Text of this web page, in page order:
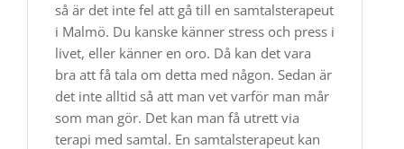
så är det inte fel att gå till en samtalsterapeut
i Malmö. Du kanske känner stress och press i
livet, eller känner en oro. Då kan det vara
bra att få tala om detta med någon. Sedan är
det inte alltid så att man vet varför man mår
som man gör. Det kan man få utrett via
terapi med samtal. En samtalsterapeut kan